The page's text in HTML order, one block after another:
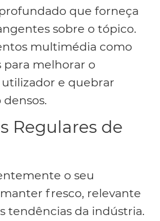
que forneça
sobre o tópico.
multimédia como
para melhorar o
e quebrar
Regulares de
o seu
fresco, relevante
tendências da indústria.